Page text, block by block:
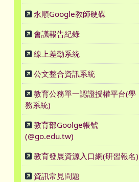
永順Google教師硬碟
會議報告紀錄
線上差勤系統
公文整合資訊系統
教育公務單一認證授權平台(學
務系統)
教育部Goolge帳號
(@go.edu.tw)
教育發展資源入口網(研習報名)
資訊常見問題